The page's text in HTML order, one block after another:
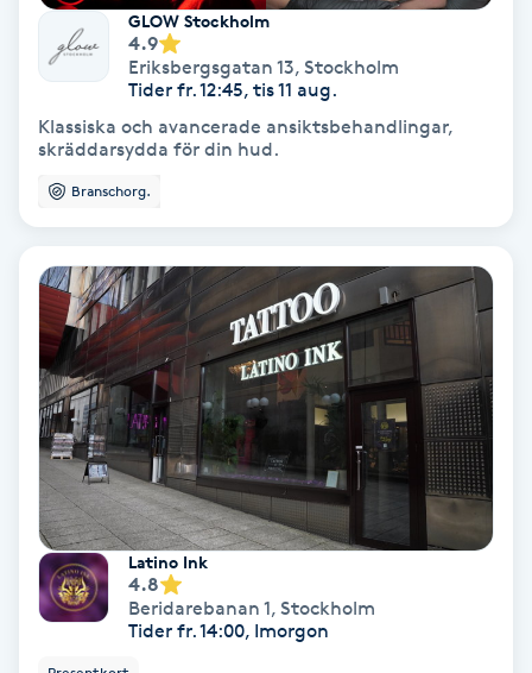
Kärlbehandling
Laserbehandling
LED-ljusterapi
Liktornar
LPG
LPG-behandling
LPG-massage
Luggklippning
GLOW Stockholm
4.9
Eriksbergsgatan 13, Stockholm
Tider fr. 12:45, tis 11 aug.
Klassiska och avancerade ansiktsbehandlingar,
skräddarsydda för din hud.
Branschorg.
Latino Ink
4.8
Beridarebanan 1, Stockholm
Tider fr. 14:00, Imorgon